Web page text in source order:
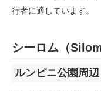
行者に適しています。
シーロム（
ルンピニ公園周辺